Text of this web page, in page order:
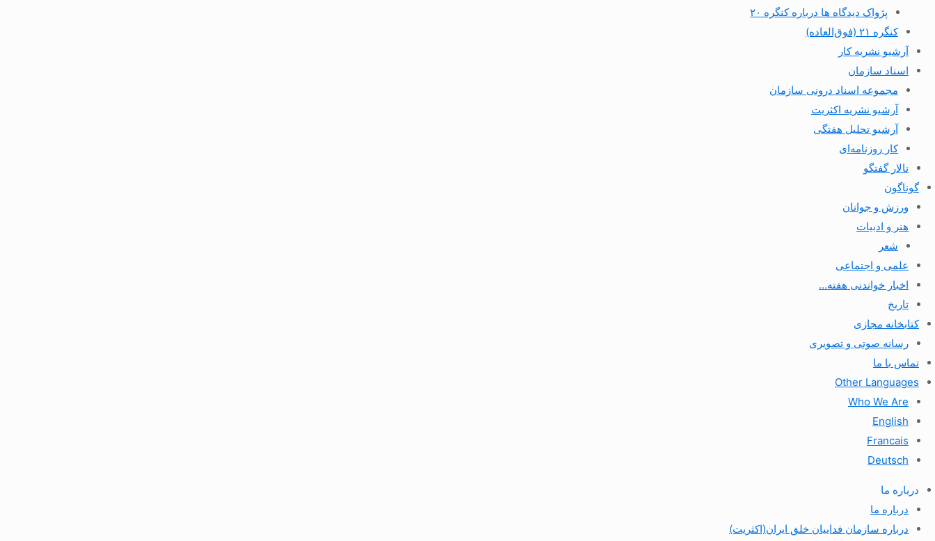
پژواک دیدگاه ها درباره کنگره ۲۰
کنگره ۲۱ (فوق‌العاده)
آرشیو نشریه کار
اسناد سازمان
مجموعه اسناد درونی سازمان
آرشیو نشریه اکثریت
آرشیو تحلیل هفتگی
کار روزنامه‌ای
تالار گفتگو
گوناگون
ورزش و جوانان
هنر و ادبیات
شعر
علمی و اجتماعی
اخبار خواندنی هفته…
تاریخ
کتابخانه مجازی
رسانه صوتی و تصویری
تماس با ما
Other Languages
Who We Are
English
Francais
Deutsch
درباره ما
درباره ما
درباره سازمان فداییان خلق ایران(اکثریت)